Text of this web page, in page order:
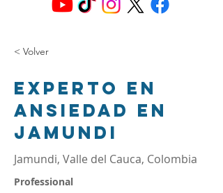
< Volver
Experto en
ansiedad en
Jamundi
Jamundi, Valle del Cauca, Colombia
Professional